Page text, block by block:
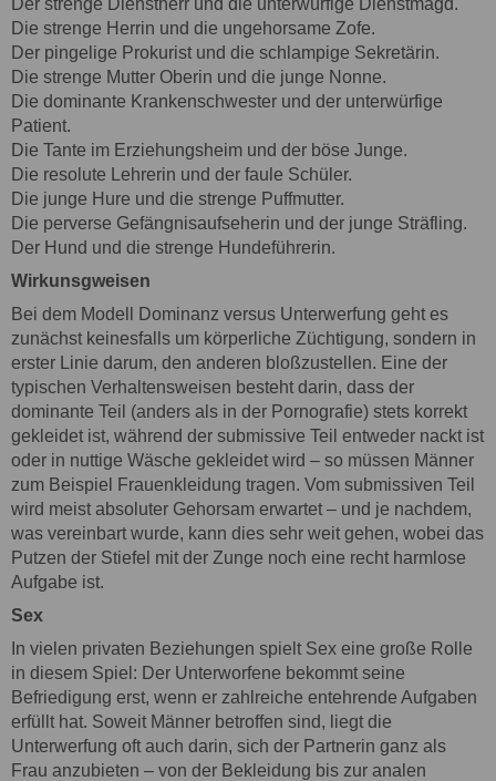
Die strenge Herrin und die ungehorsame Zofe.
Der pingelige Prokurist und die schlampige Sekretärin.
Die strenge Mutter Oberin und die junge Nonne.
Die dominante Krankenschwester und der unterwürfige
Patient.
Die Tante im Erziehungsheim und der böse Junge.
Die resolute Lehrerin und der faule Schüler.
Die junge Hure und die strenge Puffmutter.
Die perverse Gefängnisaufseherin und der junge Sträfling.
Der Hund und die strenge Hundeführerin.
Wirkunsgweisen
Bei dem Modell Dominanz versus Unterwerfung geht es
zunächst keinesfalls um körperliche Züchtigung, sondern in
erster Linie darum, den anderen bloßzustellen. Eine der
typischen Verhaltensweisen besteht darin, dass der
dominante Teil (anders als in der Pornografie) stets korrekt
gekleidet ist, während der submissive Teil entweder nackt ist
oder in nuttige Wäsche gekleidet wird – so müssen Männer
zum Beispiel Frauenkleidung tragen. Vom submissiven Teil
wird meist absoluter Gehorsam erwartet – und je nachdem,
was vereinbart wurde, kann dies sehr weit gehen, wobei das
Putzen der Stiefel mit der Zunge noch eine recht harmlose
Aufgabe ist.
Sex
In vielen privaten Beziehungen spielt Sex eine große Rolle
in diesem Spiel: Der Unterworfene bekommt seine
Befriedigung erst, wenn er zahlreiche entehrende Aufgaben
erfüllt hat. Soweit Männer betroffen sind, liegt die
Unterwerfung oft auch darin, sich der Partnerin ganz als
Frau anzubieten – von der Bekleidung bis zur analen